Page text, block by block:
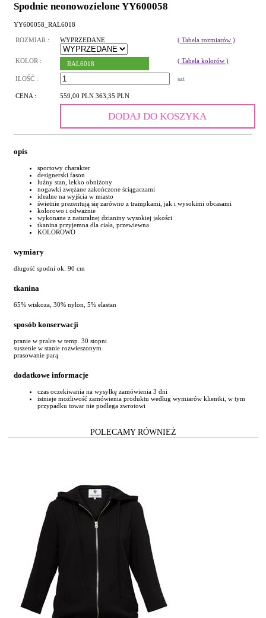
Spodnie neonowozielone YY600058
YY600058_RAL6018
ROZMIAR : WYPRZEDANE ( Tabela rozmiarów )
KOLOR : RAL6018 ( Tabela kolorów )
ILOŚĆ : szt
CENA : 559,00 PLN 363,35 PLN
DODAJ DO KOSZYKA
opis
sportowy charakter
designerski fason
luźny stan, lekko obniżony
nogawki zwężane zakończone ściągaczami
idealne na wyjścia w miasto
świetnie prezentują się zarówno z trampkami, jak i wysokimi obcasami
kolorowo i odważnie
wykonane z naturalnej dzianiny wysokiej jakości
tkanina przyjemna dla ciała, przewiewna
KOLOROWO
wymiary
długość spodni ok. 90 cm
tkanina
65% wiskoza, 30% nylon, 5% elastan
sposób konserwacji
pranie w pralce w temp. 30 stopni
suszenie w stanie rozwieszonym
prasowanie parą
dodatkowe informacje
czas oczekiwania na wysyłkę zamówienia 3 dni
istnieje możliwość zamówienia produktu według wymiarów klientki, w tym
przypadku towar nie podlega zwrotowi
POLECAMY RÓWNIEŻ